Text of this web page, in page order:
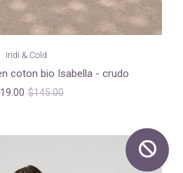
Indi & Cold
coton bio Isabella - crudo
$145.00